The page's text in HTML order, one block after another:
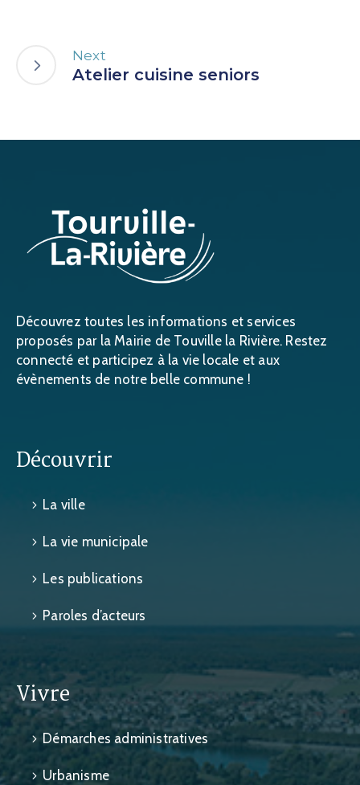
Next
Atelier cuisine seniors
Découvrez toutes les informations et services
proposés par la Mairie de Touville la Rivière. Restez
connecté et participez à la vie locale et aux
évènements de notre belle commune !
Découvrir
La ville
La vie municipale
Les publications
Paroles d’acteurs
Vivre
Démarches administratives
Urbanisme